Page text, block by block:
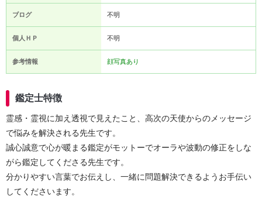
ブログ 不明
個人ＨＰ 不明
参考情報 顔写真あり
鑑定士特徴
霊感・霊視に加え透視で見えたこと、高次の天使からのメッセージ
で悩みを解決される先生です。
誠心誠意で心が暖まる鑑定がモットーでオーラや波動の修正をしな
がら鑑定してくださる先生です。
分かりやすい言葉でお伝えし、一緒に問題解決できるようお手伝い
してくださいます。